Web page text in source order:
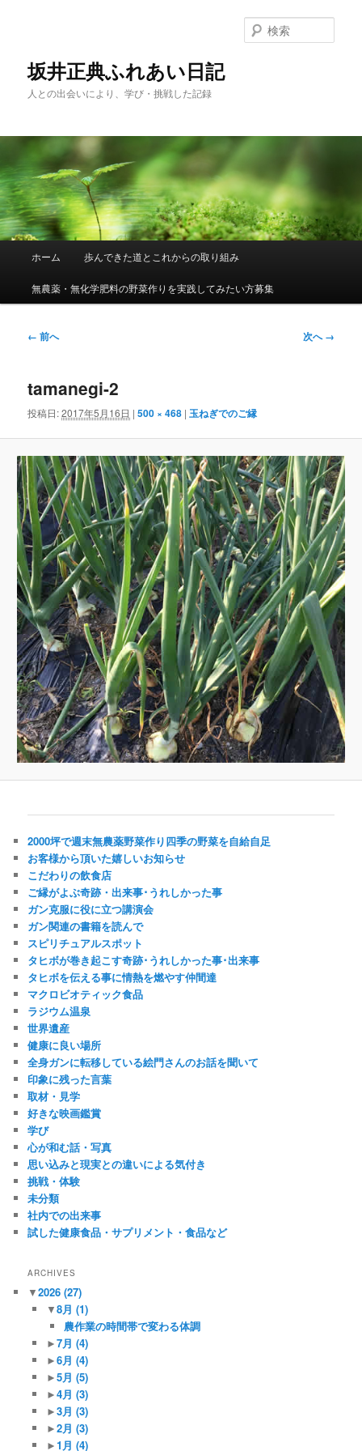
へ
動
坂井正典ふれあい日記
人との出会いにより、学び・挑戦した記録
索
メ
ホーム 歩んできた道とこれからの取り組み
無農薬・無化学肥料の野菜作りを実践してみたい方募集
画
ビ
ー
シ
ョ
ン
← 前へ 次へ →
tamanegi-2
投稿日:2017年5月16日 |500 × 468 |玉ねぎでのご縁
2000坪で週末無農薬野菜作り四季の野菜を自給自足
お客様から頂いた嬉しいお知らせ
こだわりの飲食店
ご縁がよぶ奇跡・出来事･うれしかった事
ガン克服に役に立つ講演会
ガン関連の書籍を読んで
スピリチュアルスポット
タヒボが巻き起こす奇跡･うれしかった事･出来事
タヒボを伝える事に情熱を燃やす仲間達
マクロビオティック食品
ラジウム温泉
世界遺産
健康に良い場所
全身ガンに転移している絵門さんのお話を聞いて
印象に残った言葉
取材・見学
好きな映画鑑賞
学び
心が和む話・写真
思い込みと現実との違いによる気付き
挑戦・体験
未分類
社内での出来事
試した健康食品・サプリメント・食品など
ARCHIVES
▼2026(27)
▼8月 (1)
農作業の時間帯で変わる体調
►7月 (4)
►6月 (4)
►5月 (5)
►4月 (3)
►3月 (3)
►2月 (3)
►1月 (4)